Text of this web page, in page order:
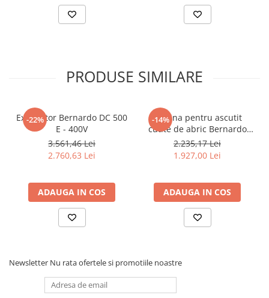
PRODUSE SIMILARE
-22%
Exhaustor Bernardo DC 500
E - 400V
3.561,46 Lei
2.760,63 Lei
ADAUGA IN COS
-14%
Masina pentru ascutit
cutite de abric Bernardo
HMS 600
2.235,17 Lei
1.927,00 Lei
ADAUGA IN COS
Newsletter Nu rata ofertele si promotiile noastre